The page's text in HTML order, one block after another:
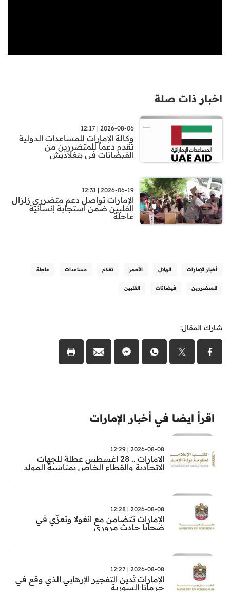
اخبار ذات صلة
2026-08-06 | 12:17
وكالة الإمارات للمساعدات الدولية
تقدم دعماً للمتضررين من
الفيضانات في بنغلاديش
2026-06-19 | 12:31
الإمارات تواصل دعم متضرري زلزال
الفلبين ضمن استجابة إنسانية
عاجلة
أخبار الإمارات الهلال الأحمر تقدّم مساعدات عاجلة
للمتضررين فيضانات الفلبين
شارك المقال:
اقرأ ايضا في أخبار الإمارات
2026-08-08 | 12:29
الامارات .. 28 اغسطس عطلة للجهات
الاتحادية والقطاع الخاص بمناسبة المولد
2026-08-08 | 12:28
الإمارات تتضامن مع أنغولا وتعزّي في
ضحايا حادث مروري
2026-08-08 | 12:27
الإمارات تُدين التفجير الإرهابي الذي وقع في
جرمانا السورية